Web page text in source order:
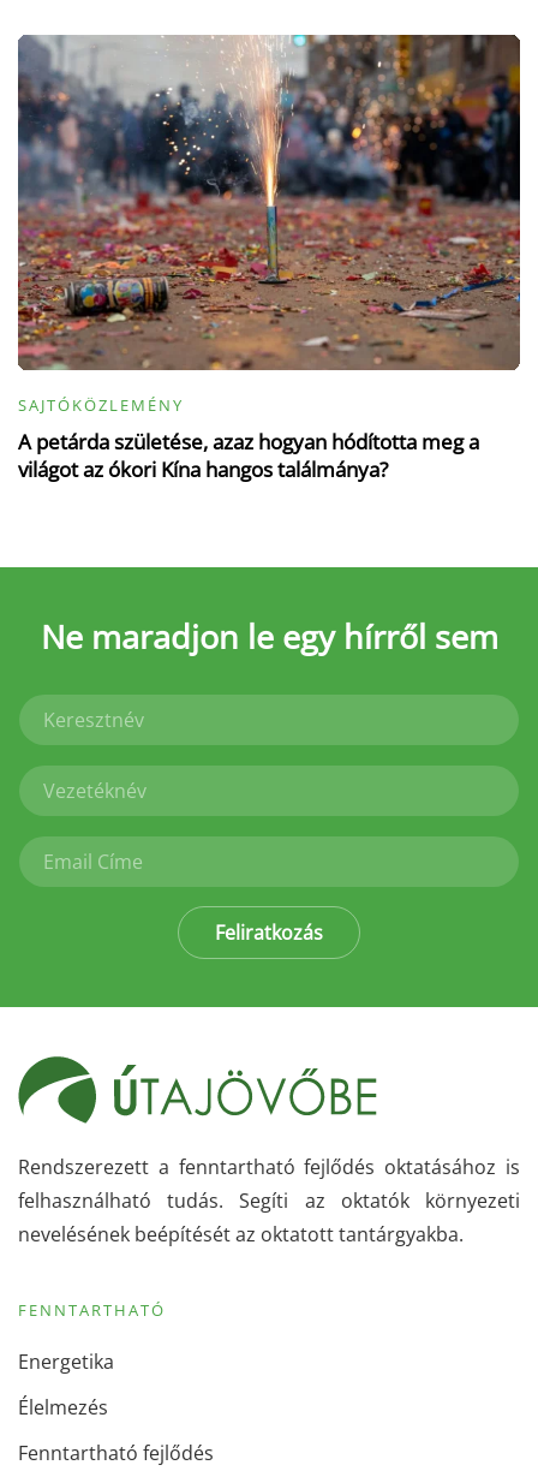
SAJTÓKÖZLEMÉNY
A petárda születése, azaz hogyan hódította meg a
világot az ókori Kína hangos találmánya?
Ne maradjon le egy hírről sem
Feliratkozás
Rendszerezett a fenntartható fejlődés oktatásához is
felhasználható tudás. Segíti az oktatók környezeti
nevelésének beépítését az oktatott tantárgyakba.
FENNTARTHATÓ
Energetika
Élelmezés
Fenntartható fejlődés